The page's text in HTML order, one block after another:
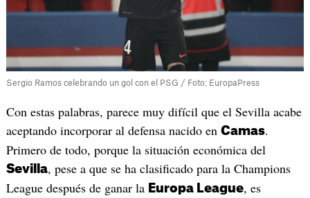
Sergio Ramos celebrando un gol con el PSG / Foto: EuropaPress
Con estas palabras, parece muy difícil que el Sevilla acabe
aceptando incorporar al defensa nacido en Camas.
Primero de todo, porque la situación económica del
Sevilla, pese a que se ha clasificado para la Champions
League después de ganar la Europa League, es